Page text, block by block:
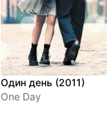
Один день (2011)
One Day